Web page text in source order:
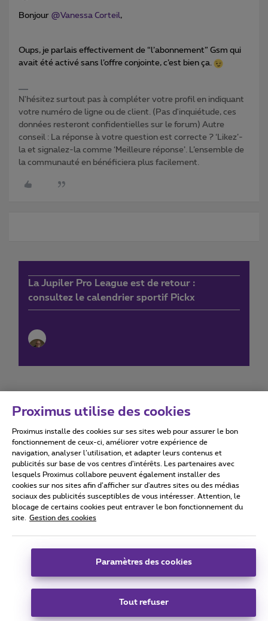
Bonjour @Vanessa Corteil,
Oups, je parlais effectivement de “l’abonnement” Gsm qui
avait été activé sans l’offre conjointe, c’est bien ça.
N'hésitez surtout pas à compléter votre profil en indiquant
votre numéro de ligne ou de client. (Pas d'inquiétude, ces
données resteront confidentielles sur le forum) Autre
conseil : La réponse à votre question est correcte ? ‘Likez’-
la et signalez-la comme ‘Meilleure réponse’. L’ensemble de
la communauté en bénéficiera plus facilement.
La Jupiler Pro League est de retour :
consultez le calendrier sportif Pickx
Conditions d'utilisation Accessibility statement
Tous droits réservés. © 2026 Proximus
Conditions générales, info consommateur
Coordonnées de l’entreprise
Boulevard du Roi Albert II 27 - B-1030 Bruxelles.
Proximus utilise des cookies
Proximus installe des cookies sur ses sites web pour assurer le bon
fonctionnement de ceux-ci, améliorer votre expérience de
navigation, analyser l’utilisation, et adapter leurs contenus et
publicités sur base de vos centres d’intérêts. Les partenaires avec
lesquels Proximus collabore peuvent également installer des
cookies sur nos sites afin d’afficher sur d'autres sites ou des médias
sociaux des publicités susceptibles de vous intéresser. Attention, le
blocage de certains cookies peut entraver le bon fonctionnement du
site.
Gestion des cookies
Paramètres des cookies
Tout refuser